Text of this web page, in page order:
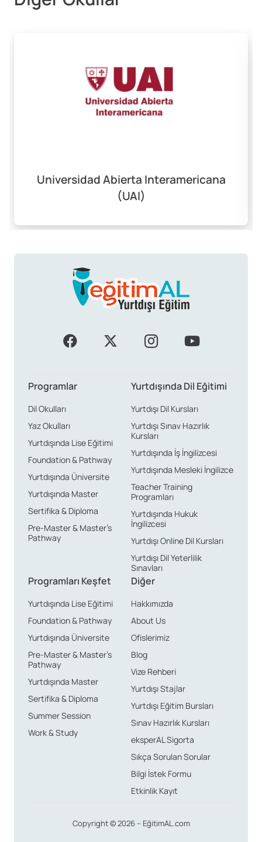
Universidad Abierta Interamericana
(UAI)
Programlar
Dil Okulları
Yaz Okulları
Yurtdışında Lise Eğitimi
Foundation & Pathway
Yurtdışında Üniversite
Yurtdışında Master
Sertifika & Diploma
Pre-Master & Master’s
Pathway
Yurtdışında Dil Eğitimi
Yurtdışı Dil Kursları
Yurtdışı Sınav Hazırlık
Kursları
Yurtdışında İş İngilizcesi
Yurtdışında Mesleki İngilizce
Teacher Training
Programları
Yurtdışında Hukuk
İngilizcesi
Yurtdışı Online Dil Kursları
Yurtdışı Dil Yeterlilik
Sınavları
Programları Keşfet
Yurtdışında Lise Eğitimi
Foundation & Pathway
Yurtdışında Üniversite
Pre-Master & Master’s
Pathway
Yurtdışında Master
Sertifika & Diploma
Summer Session
Work & Study
Diğer
Hakkımızda
About Us
Ofislerimiz
Blog
Vize Rehberi
Yurtdışı Stajlar
Yurtdışı Eğitim Bursları
Sınav Hazırlık Kursları
eksperAL Sigorta
Sıkça Sorulan Sorular
Bilgi İstek Formu
Etkinlik Kayıt
Copyright © 2026 – EğitimAL.com